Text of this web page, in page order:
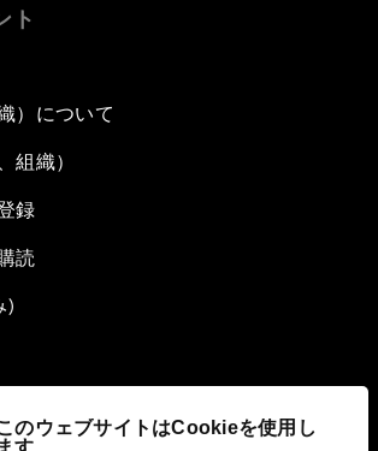
のウェブサイトはCookieを使用し
ます
ト
）について
組織）
録
読
)
への取り組み